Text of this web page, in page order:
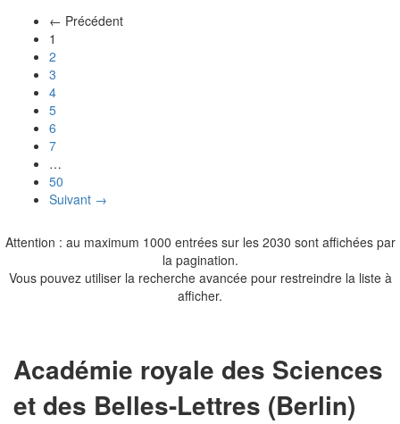
← Précédent
1
2
3
4
5
6
7
…
50
Suivant →
Attention : au maximum 1000 entrées sur les 2030 sont affichées par
la pagination.
Vous pouvez utiliser la recherche avancée pour restreindre la liste à
afficher.
Académie royale des Sciences
et des Belles-Lettres (Berlin)